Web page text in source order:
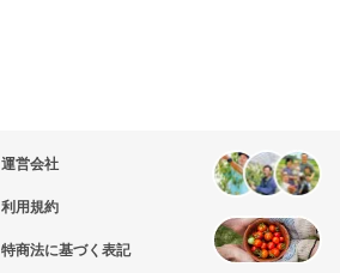
運営会社
利用規約
特商法に基づく表記